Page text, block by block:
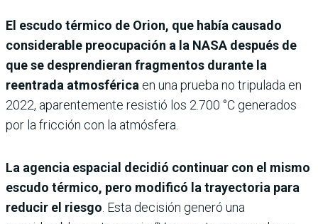
El escudo térmico de Orion, que había causado
considerable preocupación a la NASA después de
que se desprendieran fragmentos durante la
reentrada atmosférica en una prueba no tripulada en
2022, aparentemente resistió los 2.700 °C generados
por la fricción con la atmósfera.
La agencia espacial decidió continuar con el mismo
escudo térmico, pero modificó la trayectoria para
reducir el riesgo . Esta decisión generó una